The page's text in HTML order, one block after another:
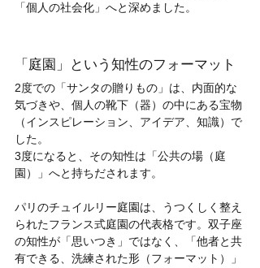
「個人の社会化」へと深めました。
「庭園」という知性のフォーマット
2度での「サンタの贈りもの」は、内面的な
気づきや、個人の靴下（器）の中にある宝物
（インスピレーション、アイデア、知識）で
した。
3度になると、その知性は「公共の場（庭
園）」へと持ちだされます。
パリのチュイルリー庭園は、うつくしく整え
られたフランス式庭園の代表格です。双子座
の知性が「思いつき」ではなく、「他者と共
有できる、洗練された形（フォーマット）」